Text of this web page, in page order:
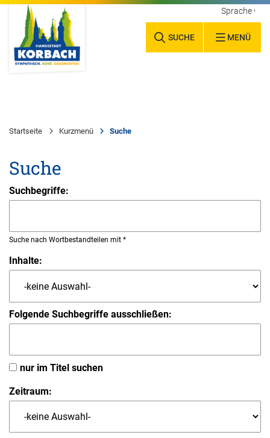
SUCHE MENÜ
Sprache
Startseite Kurzmenü Suche
Suche
Suchbegriffe:
Suche nach Wortbestandteilen mit *
Inhalte:
Folgende Suchbegriffe ausschließen:
nur im Titel suchen
Zeitraum: